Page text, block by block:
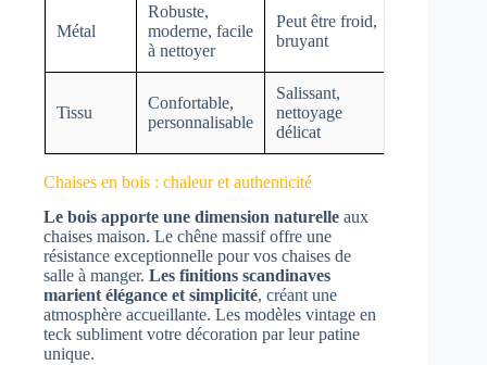
Métal
Robuste,
moderne, facile
à nettoyer
Peut être froid,
bruyant
Tissu
Confortable,
personnalisable
Salissant,
nettoyage
délicat
Chaises en bois : chaleur et authenticité
Le bois apporte une dimension naturelle aux
chaises maison. Le chêne massif offre une
résistance exceptionnelle pour vos chaises de
salle à manger. Les finitions scandinaves
marient élégance et simplicité, créant une
atmosphère accueillante. Les modèles vintage en
teck subliment votre décoration par leur patine
unique.